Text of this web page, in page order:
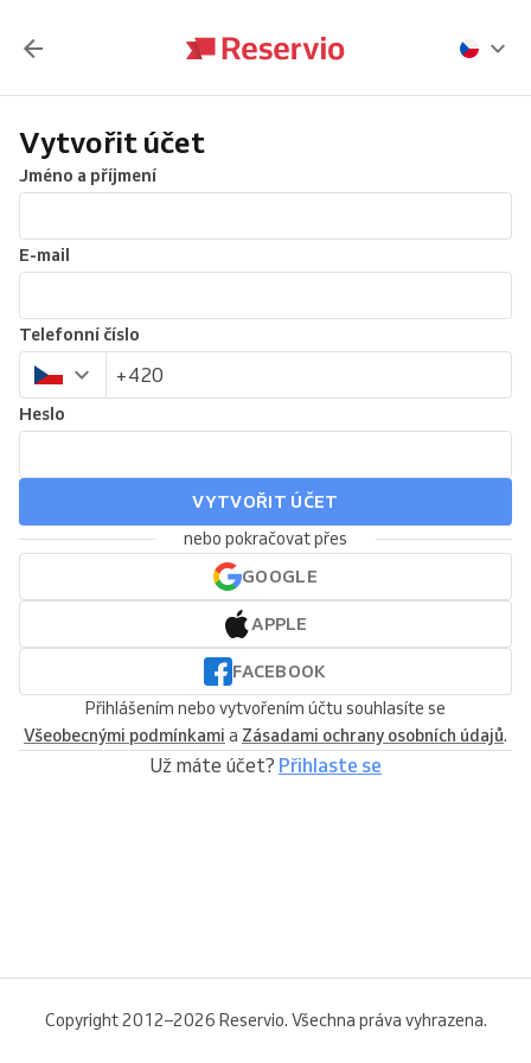
Vytvořit účet
Jméno a příjmení
E-mail
Telefonní číslo
Heslo
VYTVOŘIT ÚČET
nebo pokračovat přes
GOOGLE
APPLE
FACEBOOK
Přihlášením nebo vytvořením účtu souhlasíte se
Všeobecnými podmínkami a Zásadami ochrany osobních údajů.
Už máte účet? Přihlaste se
Copyright 2012–2026 Reservio. Všechna práva vyhrazena.